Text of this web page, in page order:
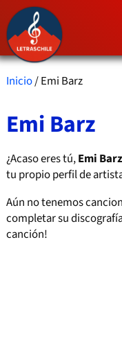
Inicio/ Emi Barz
Emi Barz
¿Acaso eres tú,Emi Barz
tu propio perfil de
Aún no tenemos
completar su
canción!